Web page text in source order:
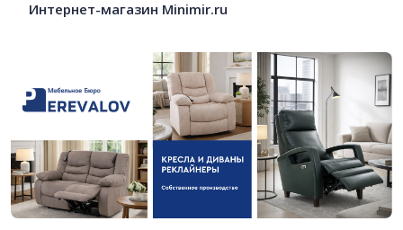
Интернет-магазин Minimir.ru